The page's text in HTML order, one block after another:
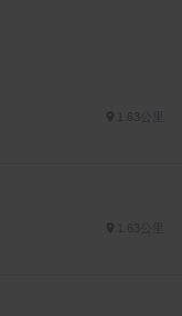
1.63公里
1.63公里